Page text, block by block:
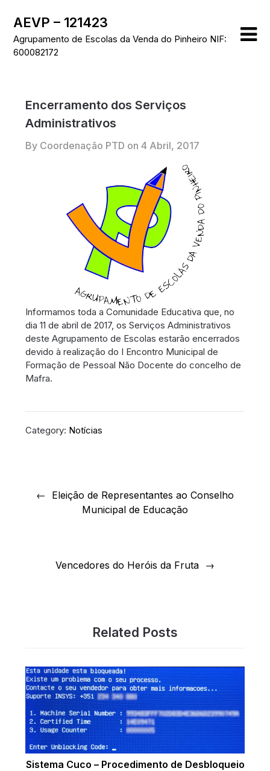
content
AEVP – 121423
Agrupamento de Escolas da Venda do Pinheiro NIF:
600082172
Encerramento dos Serviços
Administrativos
By Coordenação PTD on4 Abril, 2017
Informamos toda a Comunidade Educativa que, no
dia 11 de abril de 2017, os Serviços Administrativos
deste Agrupamento de Escolas estarão encerrados
devido à realização do I Encontro Municipal de
Formação de Pessoal Não Docente do concelho de
Mafra.
Category: Notícias
Eleição de Representantes ao Conselho
Municipal de Educação
Vencedores do Heróis da Fruta
Related Posts
Sistema Cuco – Procedimento de Desbloqueio